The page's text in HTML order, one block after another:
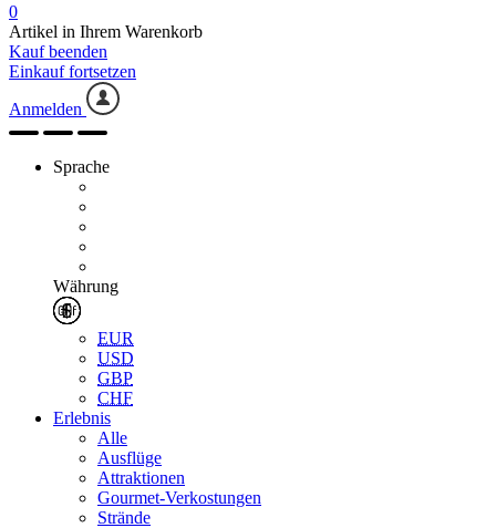
0
Artikel in Ihrem Warenkorb
Kauf beenden
Einkauf fortsetzen
Anmelden
Sprache
Währung
EUR
USD
GBP
CHF
Erlebnis
Alle
Ausflüge
Attraktionen
Gourmet-Verkostungen
Strände